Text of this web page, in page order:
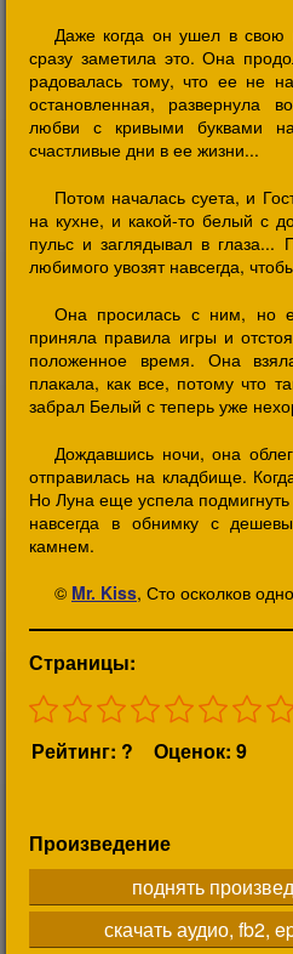
Даже когда он ушел в
сразу заметила это. Она
радовалась тому, что ее не
остановленная, развернула
любви с кривыми буквами
счастливые дни в ее жизни...
Потом началась суета, и
на кухне, и какой-то белый с
пульс и заглядывал в
любимого увозят навсегда,
Она просилась с ним, но
приняла правила игры и
положенное время. Она
плакала, как все, потому что
забрал Белый с теперь уже
Дождавшись ночи, она
отправилась на кладбище.
Но Луна еще успела
навсегда в обнимку с
камнем.
© Mr. Kiss, Сто осколков
Страницы:
Рейтинг: ? Оценок: 9
Произведение
поднять
скачать аудио, fb2,